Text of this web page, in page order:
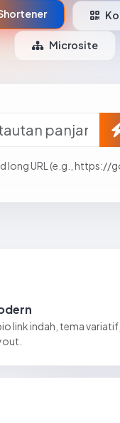
Microsite
long URL (e.g., https://
link indah, tema